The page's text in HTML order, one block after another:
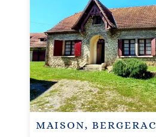
MAISON, BERGERAC